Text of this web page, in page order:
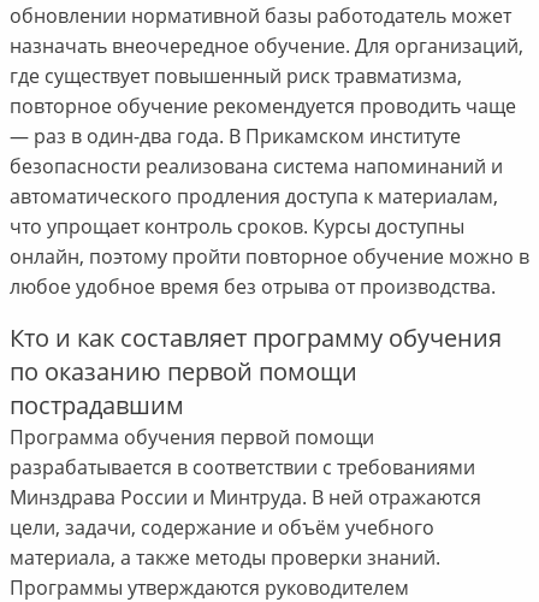
обновлении нормативной базы работодатель может
назначать внеочередное обучение. Для организаций,
где существует повышенный риск травматизма,
повторное обучение рекомендуется проводить чаще
— раз в один-два года. В Прикамском институте
безопасности реализована система напоминаний и
автоматического продления доступа к материалам,
что упрощает контроль сроков. Курсы доступны
онлайн, поэтому пройти повторное обучение можно в
любое удобное время без отрыва от производства.
Кто и как составляет программу обучения
по оказанию первой помощи
пострадавшим
Программа обучения первой помощи
разрабатывается в соответствии с требованиями
Минздрава России и Минтруда. В ней отражаются
цели, задачи, содержание и объём учебного
материала, а также методы проверки знаний.
Программы утверждаются руководителем